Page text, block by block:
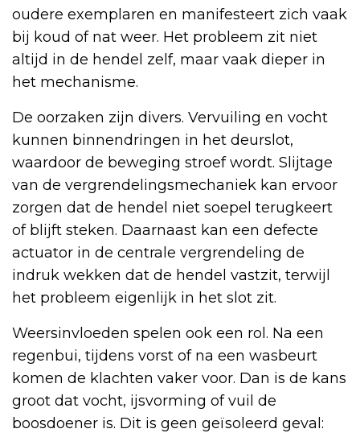
oudere exemplaren en manifesteert zich vaak
bij koud of nat weer. Het probleem zit niet
altijd in de hendel zelf, maar vaak dieper in
het mechanisme.
De oorzaken zijn divers. Vervuiling en vocht
kunnen binnendringen in het deurslot,
waardoor de beweging stroef wordt. Slijtage
van de vergrendelingsmechaniek kan ervoor
zorgen dat de hendel niet soepel terugkeert
of blijft steken. Daarnaast kan een defecte
actuator in de centrale vergrendeling de
indruk wekken dat de hendel vastzit, terwijl
het probleem eigenlijk in het slot zit.
Weersinvloeden spelen ook een rol. Na een
regenbui, tijdens vorst of na een wasbeurt
komen de klachten vaker voor. Dan is de kans
groot dat vocht, ijsvorming of vuil de
boosdoener is. Dit is geen geïsoleerd geval: